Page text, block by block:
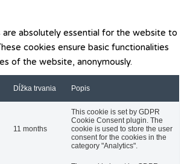
are absolutely essential for the website to
cookies ensure basic functionalities
of the website, anonymously.
Dĺžka trvania Popis
11 months
This cookie is set by GDPR
Cookie Consent plugin. The
cookie is used to store the user
consent for the cookies in the
category "Analytics".